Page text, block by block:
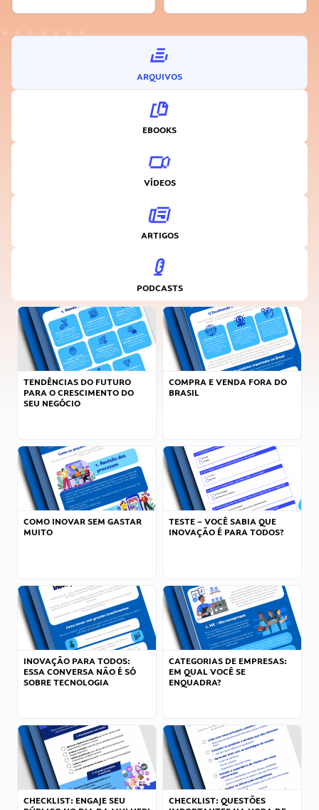
ARQUIVOS
EBOOKS
VÍDEOS
ARTIGOS
PODCASTS
TENDÊNCIAS DO FUTURO
PARA O CRESCIMENTO DO
SEU NEGÓCIO
COMPRA E VENDA FORA DO
BRASIL
COMO INOVAR SEM GASTAR
MUITO
TESTE – VOCÊ SABIA QUE
INOVAÇÃO É PARA TODOS?
INOVAÇÃO PARA TODOS:
ESSA CONVERSA NÃO É SÓ
SOBRE TECNOLOGIA
CATEGORIAS DE EMPRESAS:
EM QUAL VOCÊ SE
ENQUADRA?
CHECKLIST: ENGAJE SEU
CHECKLIST: QUESTÕES